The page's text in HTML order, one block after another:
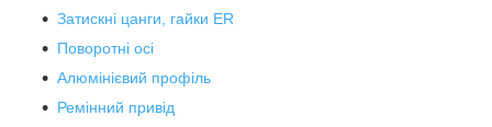
Затискні цанги, гайки ER
Поворотні осі
Алюмінієвий профіль
Ремінний привід